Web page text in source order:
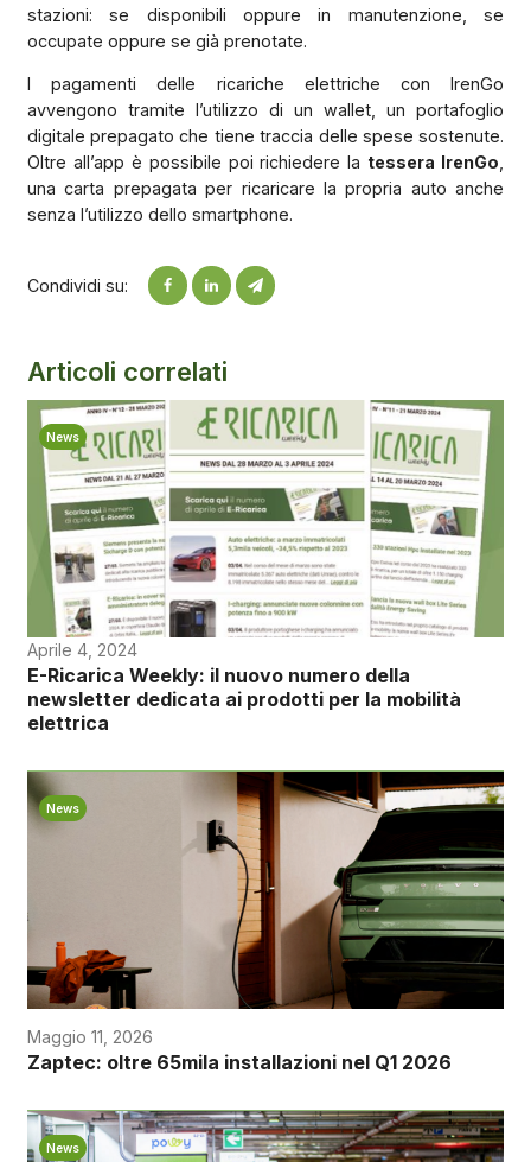
stazioni: se disponibili oppure in manutenzione, se
occupate oppure se già prenotate.
I pagamenti delle ricariche elettriche con IrenGo
avvengono tramite l’utilizzo di un wallet, un portafoglio
digitale prepagato che tiene traccia delle spese sostenute.
Oltre all’app è possibile poi richiedere la tessera IrenGo
una carta prepagata per ricaricare la propria auto anche
senza l’utilizzo dello smartphone.
Condividi su:
Articoli correlati
News
Aprile 4, 2024
E-Ricarica Weekly: il nuovo numero della
newsletter dedicata ai prodotti per la mobilità
elettrica
News
Maggio 11, 2026
Zaptec: oltre 65mila installazioni nel Q1 2026
News